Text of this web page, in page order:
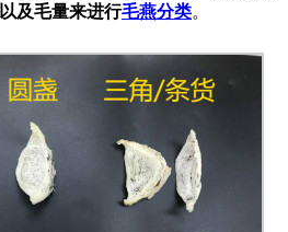
及毛量来进行毛燕分类。